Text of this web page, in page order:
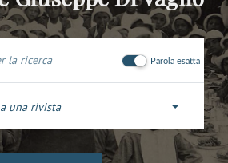
Parola esatta
una rivista